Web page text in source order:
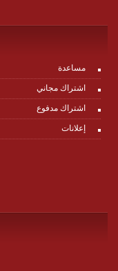
مساعدة
اشتراك مجاني
اشتراك مدفوع
إعلانات